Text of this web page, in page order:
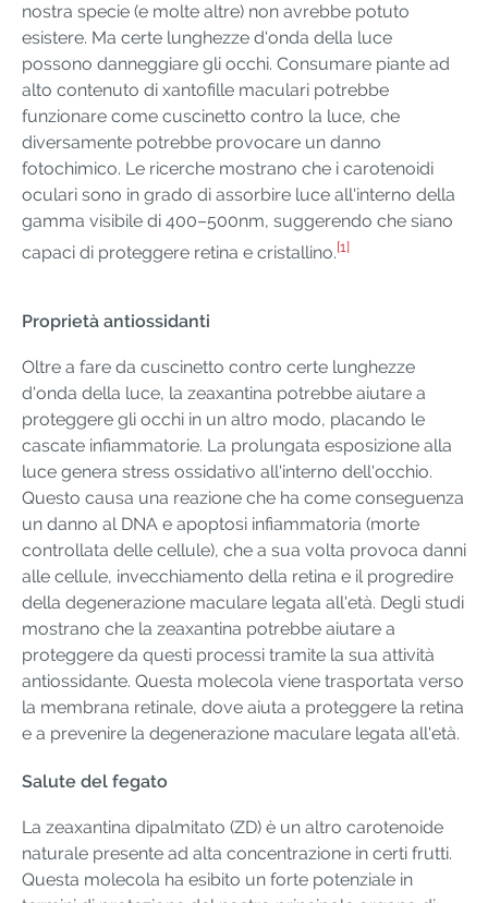
nostra specie (e molte altre) non avrebbe potuto
esistere. Ma certe lunghezze d'onda della luce
possono danneggiare gli occhi. Consumare piante ad
alto contenuto di xantofille maculari potrebbe
funzionare come cuscinetto contro la luce, che
diversamente potrebbe provocare un danno
fotochimico. Le ricerche mostrano che i carotenoidi
oculari sono in grado di assorbire luce all'interno della
gamma visibile di 400–500nm, suggerendo che siano
capaci di proteggere retina e cristallino.[1]
Proprietà antiossidanti
Oltre a fare da cuscinetto contro certe lunghezze
d'onda della luce, la zeaxantina potrebbe aiutare a
proteggere gli occhi in un altro modo, placando le
cascate infiammatorie. La prolungata esposizione alla
luce genera stress ossidativo all'interno dell'occhio.
Questo causa una reazione che ha come conseguenza
un danno al DNA e apoptosi infiammatoria (morte
controllata delle cellule), che a sua volta provoca danni
alle cellule, invecchiamento della retina e il progredire
della degenerazione maculare legata all'età. Degli studi
mostrano che la zeaxantina potrebbe aiutare a
proteggere da questi processi tramite la sua attività
antiossidante. Questa molecola viene trasportata verso
la membrana retinale, dove aiuta a proteggere la retina
e a prevenire la degenerazione maculare legata all'età.
Salute del fegato
La zeaxantina dipalmitato (ZD) è un altro carotenoide
naturale presente ad alta concentrazione in certi frutti.
Questa molecola ha esibito un forte potenziale in